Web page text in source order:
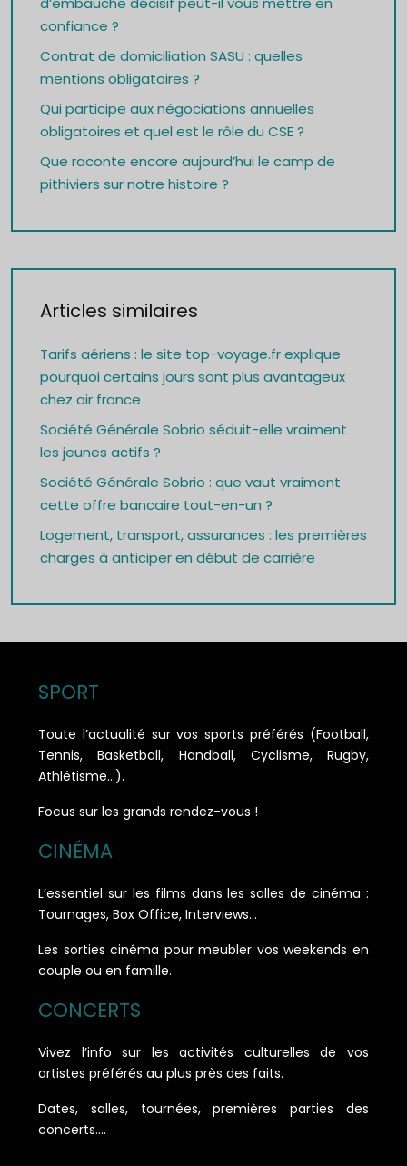
confiance ?
Contrat de domiciliation SASU : quelles
mentions obligatoires ?
Qui participe aux négociations annuelles
obligatoires et quel est le rôle du CSE ?
Que raconte encore aujourd’hui le camp de
pithiviers sur notre histoire ?
Articles similaires
Tarifs aériens : le site top-voyage.fr explique
pourquoi certains jours sont plus avantageux
chez air france
Société Générale Sobrio séduit-elle vraiment
les jeunes actifs ?
Société Générale Sobrio : que vaut vraiment
cette offre bancaire tout-en-un ?
Logement, transport, assurances : les premières
charges à anticiper en début de carrière
SPORT
Toute l’actualité sur vos sports préférés (Football,
Tennis, Basketball, Handball, Cyclisme, Rugby,
Athlétisme…).
Focus sur les grands rendez-vous !
CINÉMA
L’essentiel sur les films dans les salles de cinéma :
Tournages, Box Office, Interviews…
Les sorties cinéma pour meubler vos weekends en
couple ou en famille.
CONCERTS
Vivez l’info sur les activités culturelles de vos
artistes préférés au plus près des faits.
Dates, salles, tournées, premières parties des
concerts….